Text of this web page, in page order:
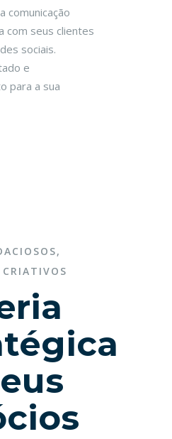
comunicação
com seus clientes
sociais.
e
para a sua